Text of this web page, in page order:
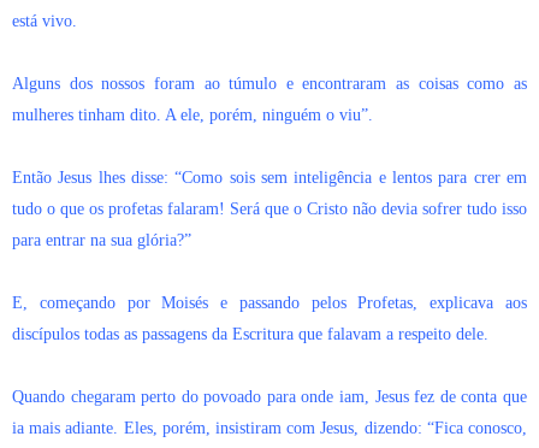
está vivo.
Alguns dos nossos foram ao túmulo e encontraram as coisas como as
mulheres tinham dito. A ele, porém, ninguém o viu”.
Então Jesus lhes disse: “Como sois sem inteligência e lentos para crer em
tudo o que os profetas falaram! Será que o Cristo não devia sofrer tudo isso
para entrar na sua glória?”
E, começando por Moisés e passando pelos Profetas, explicava aos
discípulos todas as passagens da Escritura que falavam a respeito dele.
Quando chegaram perto do povoado para onde iam, Jesus fez de conta que
ia mais adiante. Eles, porém, insistiram com Jesus, dizendo: “Fica conosco,